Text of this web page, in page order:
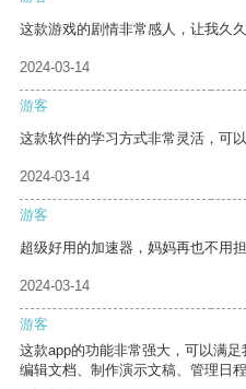
这款游戏的剧情非常感人，让我久久
2024-03-14
游客
这款软件的学习方式非常灵活，可
2024-03-14
游客
超级好用的加速器，妈妈再也不用
2024-03-14
游客
这款app的功能非常强大，可以满
编辑文档、制作演示文稿、管理日程